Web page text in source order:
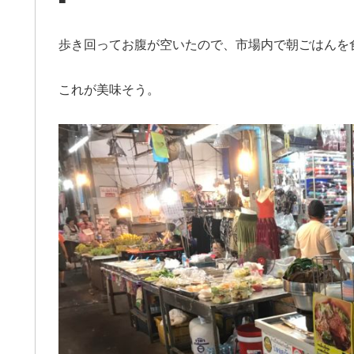
歩き回ってお腹が空いたので、市場内で朝ごはんを
これが美味そう。